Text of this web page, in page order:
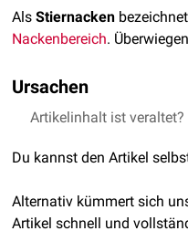
Als Stiernacken
Nackenbereich.
Ursachen
Die häufigste Ursache
Lipodystrophie-
Artikelinhalt ist veraltet?
Du kannst den Artikel
Alternativ kümmert sich
Artikel schnell und